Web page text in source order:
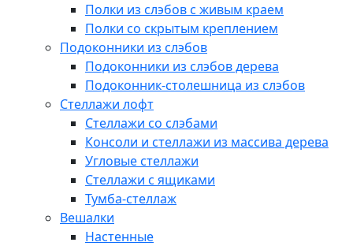
Полки из слэбов с живым краем
Полки со скрытым креплением
Подоконники из слэбов
Подоконники из слэбов дерева
Подоконник-столешница из слэбов
Стеллажи лофт
Стеллажи со слэбами
Консоли и стеллажи из массива дерева
Угловые стеллажи
Стеллажи с ящиками
Тумба-стеллаж
Вешалки
Настенные